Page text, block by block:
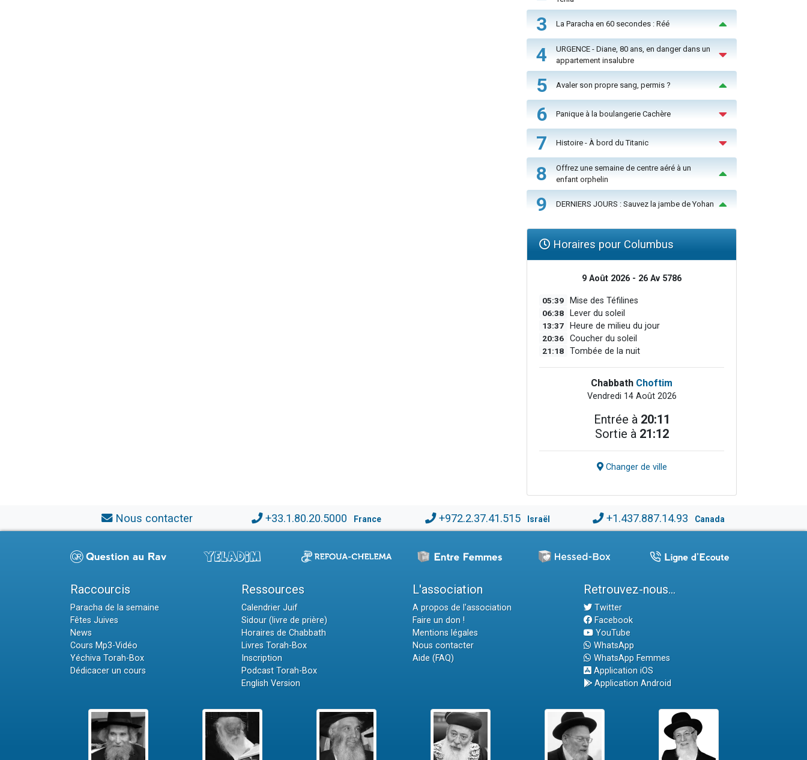
3 La Paracha en 60 secondes : Réé
4
URGENCE - Diane, 80 ans, en danger dans un
appartement insalubre
5 Avaler son propre sang, permis ?
6 Panique à la boulangerie Cachère
7 Histoire - À bord du Titanic
8
Offrez une semaine de centre aéré à un
enfant orphelin
9 DERNIERS JOURS : Sauvez la jambe de Yohan
Horaires pour Columbus
9 Août 2026 - 26 Av 5786
05:39 Mise des Téfilines
06:38 Lever du soleil
13:37 Heure de milieu du jour
20:36 Coucher du soleil
21:18 Tombée de la nuit
Chabbath Choftim
Vendredi 14 Août 2026
Entrée à 20:11
Sortie à 21:12
Changer de ville
Nous contacter +33.1.80.20.5000 France +972.2.37.41.515 Israël +1.437.887.14.93 Canada
Raccourcis
Paracha de la semaine
Fêtes Juives
News
Cours Mp3-Vidéo
Yéchiva Torah-Box
Dédicacer un cours
Ressources
Calendrier Juif
Sidour (livre de prière)
Horaires de Chabbath
Livres Torah-Box
Inscription
Podcast Torah-Box
English Version
L'association
A propos de l'association
Faire un don !
Mentions légales
Nous contacter
Aide (FAQ)
Retrouvez-nous...
Twitter
Facebook
YouTube
WhatsApp
WhatsApp Femmes
Application iOS
Application Android